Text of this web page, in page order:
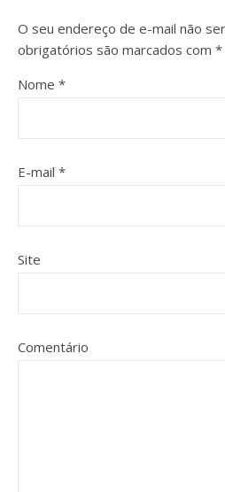
O seu endereço de e-mail não
obrigatórios são marcados com *
Nome *
E-mail *
Site
Comentário